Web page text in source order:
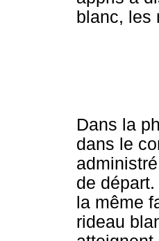
blanc, les
Dans la
dans le
de
la même
rideau